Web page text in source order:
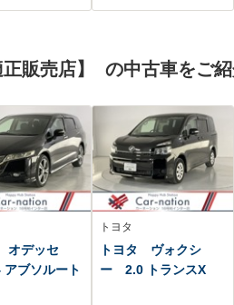
ーダークル
ーター自動
ETC 衝突被害軽減
電動スライドドア
マートキー
販売店】 の中古車をご紹
デッセ
ブソルート
トヨタ
トヨタ ヴォクシ
ー 2.0 トランスX